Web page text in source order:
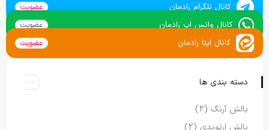
کانال تلگرام رادمان عضویت
کانال واتس اپ رادمان عضویت
کانال ایتا رادمان عضویت
دسته بندی ها
بالش آرنگ (2)
بالش ارتوپدی (2)